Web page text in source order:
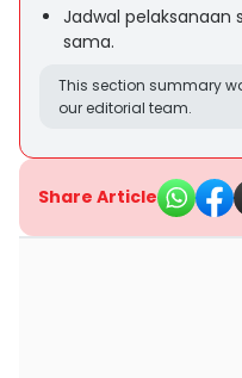
Jadwal pelaksanaan
sama.
This section summary
our editorial team.
Share Article